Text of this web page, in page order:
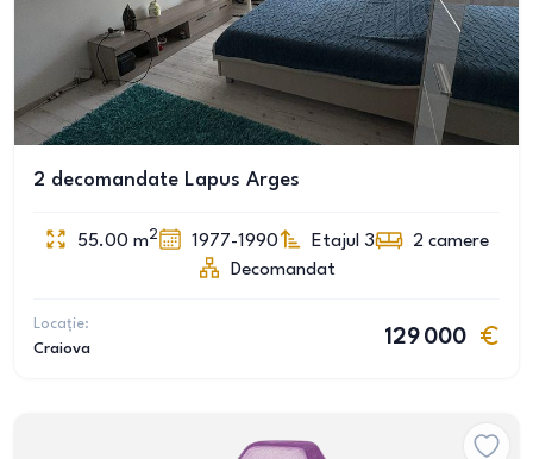
2 decomandate Lapus Arges
55.00 m2 1977-1990 Etajul 3 2 camere
Decomandat
Locație:
Craiova
129 000